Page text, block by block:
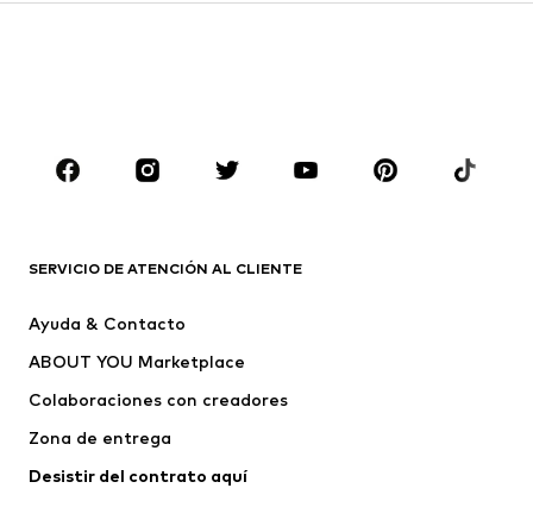
MARCAS
PUMA
CONVERSE
CR7 - Cristiano Ronaldo
SERVICIO DE ATENCIÓN AL CLIENTE
Ayuda & Contacto
ABOUT YOU Marketplace
Colaboraciones con creadores
Zona de entrega
Desistir del contrato aquí